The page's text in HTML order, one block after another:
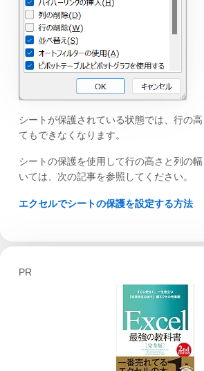
シートが保護されている状態では、行の
てもできなくなります。
シートの保護を使用して行の高さと列の
いては、次の記事を参照してください。
エクセルでシートの保護を設定する方法
PR